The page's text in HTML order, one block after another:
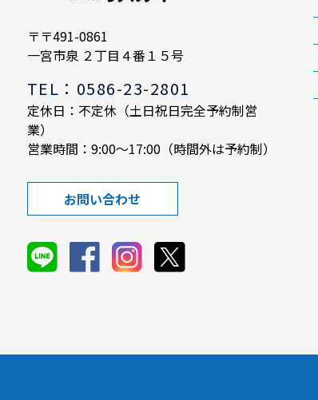
〒〒491-0861
一宮市泉 ２丁目４番１５号
TEL：0586-23-2801
定休日：不定休（土日祝日完全予約制営
業）
営業時間：9:00～17:00（時間外は予約制）
お問い合わせ